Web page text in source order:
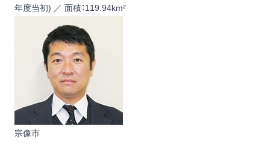
年度当初) ／ 面積：119.94km²
宗像市